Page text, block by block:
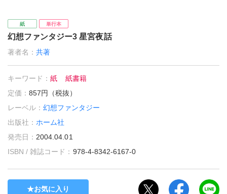
紙 単行本
幻想ファンタジー3 星宮夜話
著者名：共著
キーワード：紙
紙書籍
定価：857円（税抜）
レーベル：幻想ファンタジー
出版社： ホーム社
発売日： 2004.04.01
ISBN / 雑誌コード： 978-4-8342-6167-0
お気に入り